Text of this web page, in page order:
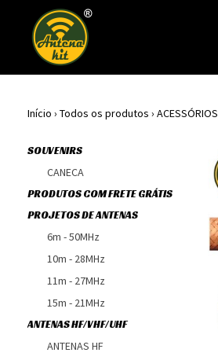
Início › Todos os produtos › ACESSÓRIOS
SOUVENIRS
CANECA
PRODUTOS COM FRETE GRÁTIS
PROJETOS DE ANTENAS
6m - 50MHz
10m - 28MHz
11m - 27MHz
15m - 21MHz
ANTENAS HF/VHF/UHF
ANTENAS HF